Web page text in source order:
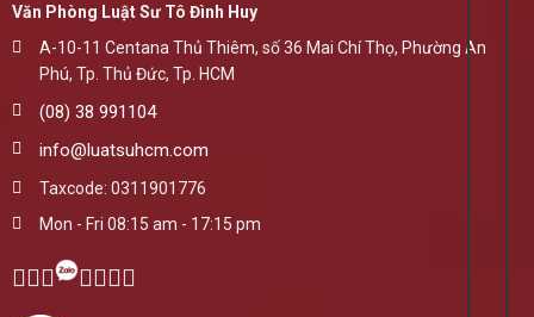
Văn Phòng Luật Sư Tô Đình Huy
A-10-11 Centana Thủ Thiêm, số 36 Mai Chí Thọ, Phường An
Phú, Tp. Thủ Đức, Tp. HCM
(08) 38 991104
info@luatsuhcm.com
Taxcode: 0311901776
Mon - Fri 08:15 am - 17:15 pm